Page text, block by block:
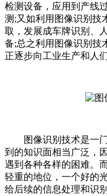
检测设备，应用到产线
测;又如利用图像识别技
取，发展成车牌识别、
备;总之利用图像识别技
正逐步向工业生产和人
图像识别技术是一
到的知识面相当广泛，
遇到各种各样的困难。
轻重的地位，一个好的
给后续的信息处理和识